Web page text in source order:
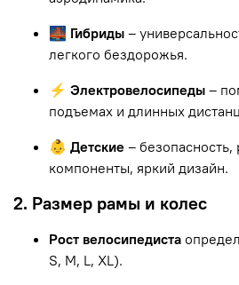
🌉 Гибриды –
легкого бездорожья.
⚡ Электровелосипеды –
подъемах и длинных
👶 Детские –
компоненты, яркий дизайн.
2. Размер рамы и колес
Рост велосипедиста
S, M, L, XL).